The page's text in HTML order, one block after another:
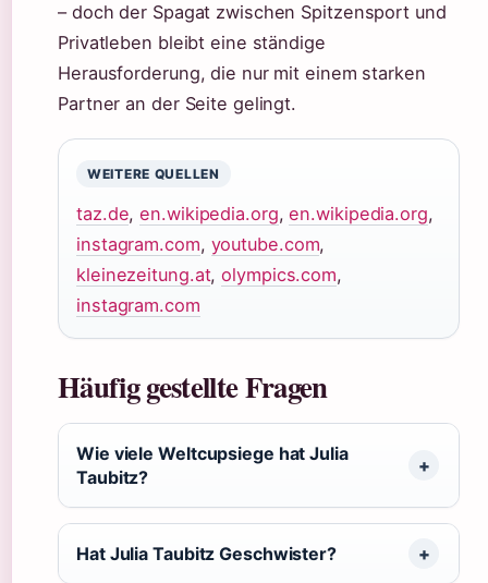
– doch der Spagat zwischen Spitzensport und
Privatleben bleibt eine ständige
Herausforderung, die nur mit einem starken
Partner an der Seite gelingt.
WEITERE QUELLEN
taz.de,en.wikipedia.org,en.wikipedia.org,
instagram.com, youtube.com,
kleinezeitung.at,olympics.com,
instagram.com
Häufig gestellte Fragen
Wie viele Weltcupsiege hat Julia
Taubitz?
Hat Julia Taubitz Geschwister?